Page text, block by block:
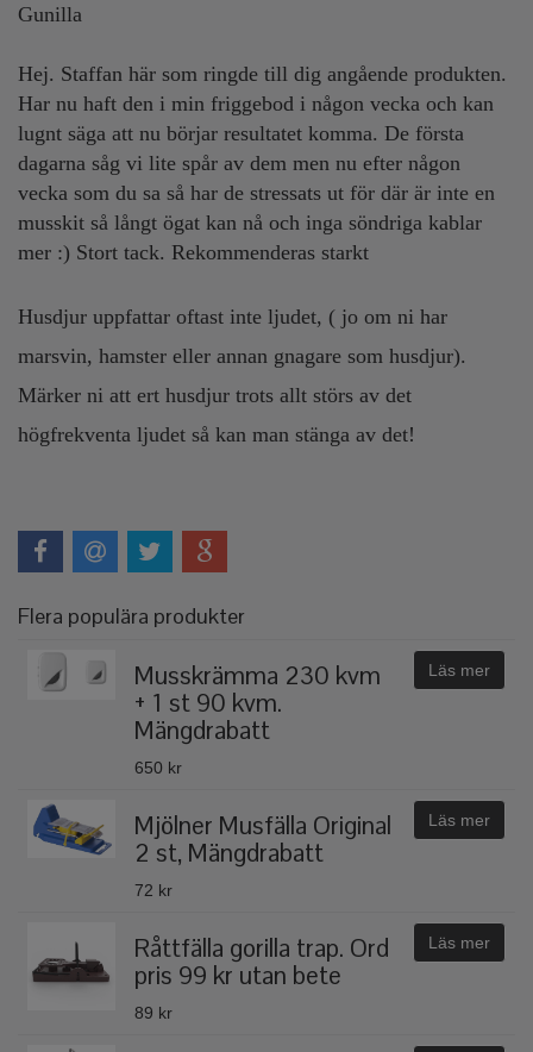
Gunilla
Hej. Staffan här som ringde till dig angående produkten.
Har nu haft den i min friggebod i någon vecka och kan
lugnt säga att nu börjar resultatet komma. De första
dagarna såg vi lite spår av dem men nu efter någon
vecka som du sa så har de stressats ut för där är inte en
musskit så långt ögat kan nå och inga söndriga kablar
mer :) Stort tack. Rekommenderas starkt
Husdjur uppfattar oftast inte ljudet, ( jo om ni har
marsvin, hamster eller annan gnagare som husdjur).
Märker ni att ert husdjur trots allt störs av det
högfrekventa ljudet så kan man stänga av det!
Flera populära produkter
Musskrämma 230 kvm
+ 1 st 90 kvm.
Mängdrabatt
650 kr
Läs mer
Mjölner Musfälla Original
2 st, Mängdrabatt
72 kr
Läs mer
Råttfälla gorilla trap. Ord
pris 99 kr utan bete
89 kr
Läs mer